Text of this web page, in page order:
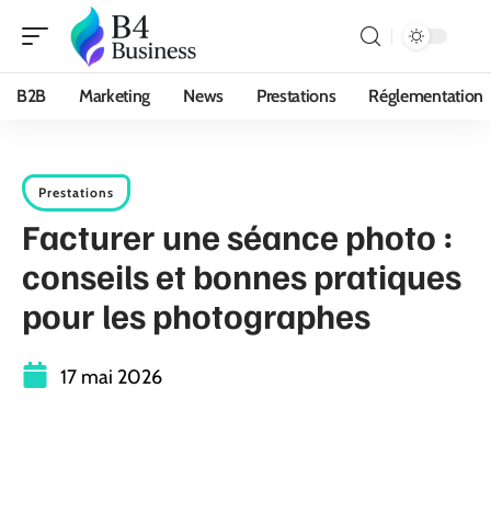
B2B Marketing News Prestations Réglementation
Prestations
Facturer une séance photo :
conseils et bonnes pratiques
pour les photographes
17 mai 2026